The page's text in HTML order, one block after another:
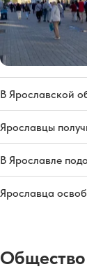
В Ярославской
Ярославцы
В Ярославле
Ярославца
Общество